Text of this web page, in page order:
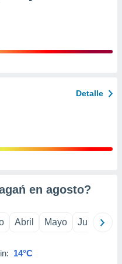
Detalle
en agosto?
Abril Mayo Junio
14°C